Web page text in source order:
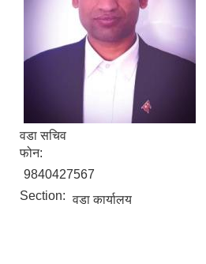
वडा सचिव
फोन:
9840427567
Section: वडा कार्यालय